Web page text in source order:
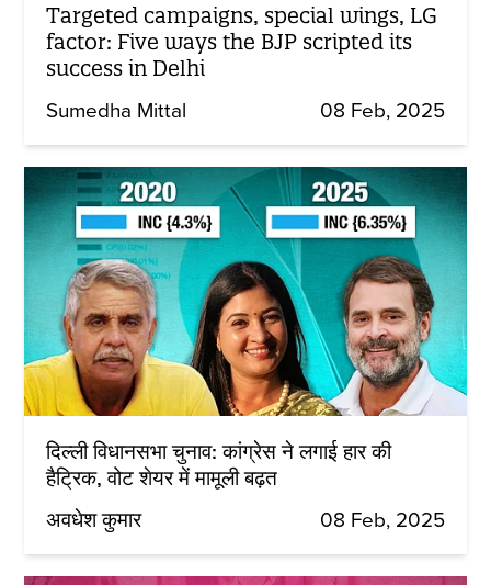
Targeted campaigns, special wings, LG
factor: Five ways the BJP scripted its
success in Delhi
Sumedha Mittal 08 Feb, 2025
दिल्ली विधानसभा चुनाव: कांग्रेस ने लगाई हार की
हैट्रिक, वोट शेयर में मामूली बढ़त
अवधेश कुमार 08 Feb, 2025